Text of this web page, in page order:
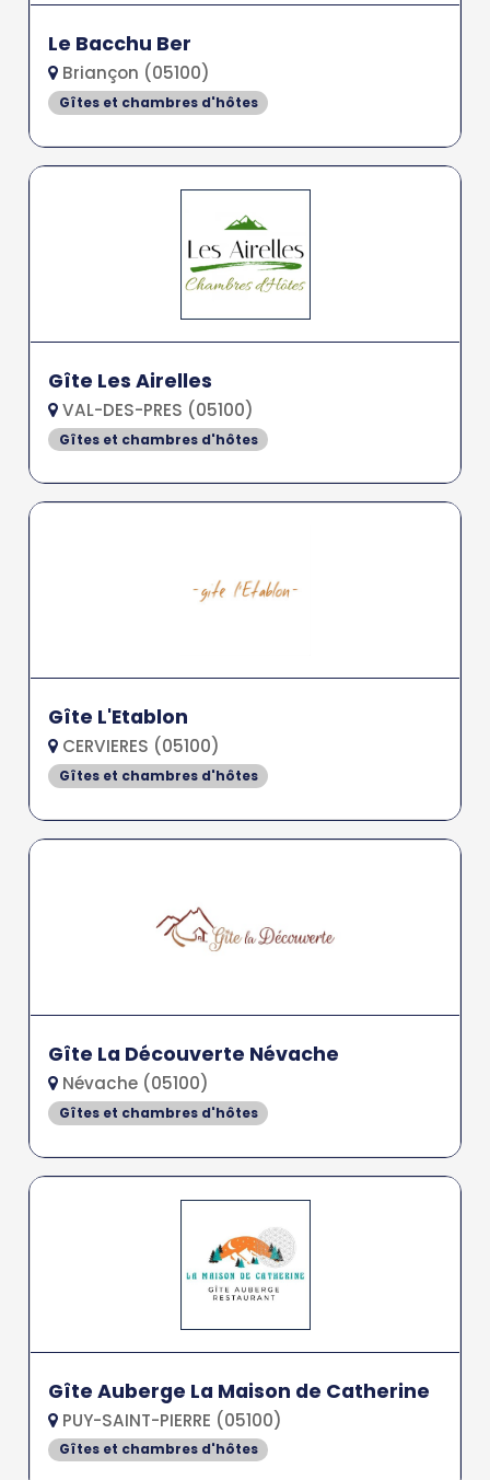
Le Bacchu Ber
Briançon (05100)
Gîtes et chambres d'hôtes
Gîte Les Airelles
VAL-DES-PRES (05100)
Gîtes et chambres d'hôtes
Gîte L'Etablon
CERVIERES (05100)
Gîtes et chambres d'hôtes
Gîte La Découverte Névache
Névache (05100)
Gîtes et chambres d'hôtes
Gîte Auberge La Maison de Catherine
PUY-SAINT-PIERRE (05100)
Gîtes et chambres d'hôtes